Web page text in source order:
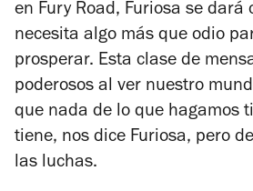
en Fury Road, Furiosa se dará
necesita algo más que odio
prosperar. Esta clase de
poderosos al ver nuestro
que nada de lo que hagamos
tiene, nos dice Furiosa, pero
las luchas.